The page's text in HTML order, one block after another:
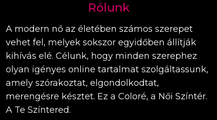
Rólunk
A modern nő az életében számos szerepet
vehet fel, melyek sokszor egyidőben állítják
kihívás elé. Célunk, hogy minden szerephez
olyan igényes online tartalmat szolgáltassunk,
amely szórakoztat, elgondolkodtat,
merengésre késztet. Ez a Coloré, a Női Színtér.
A Te Színtered.